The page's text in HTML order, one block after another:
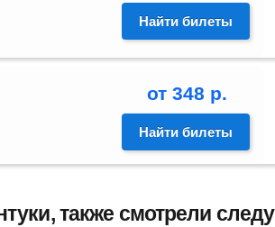
Найти билеты
от 348 р.
Найти билеты
также смотрели